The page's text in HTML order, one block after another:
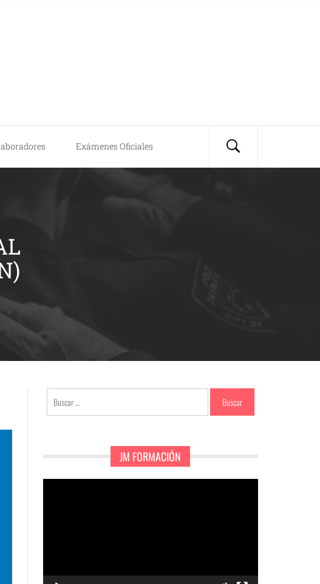
Exámenes Oficiales
Buscar:
JM FORMACIÓN